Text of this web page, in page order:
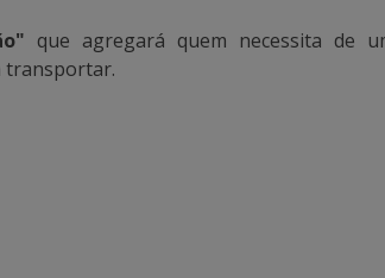
que agregará quem necessita de
transportar.